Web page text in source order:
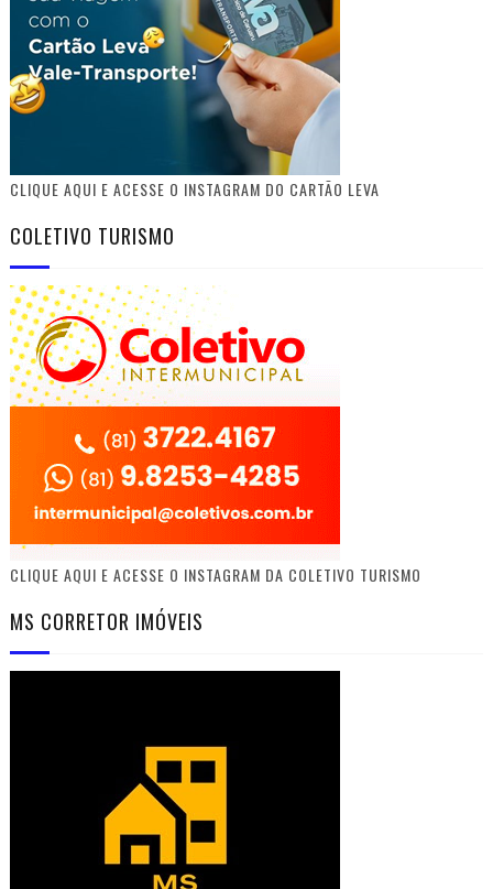
CLIQUE AQUI E ACESSE O INSTAGRAM DO CARTÃO LEVA
COLETIVO TURISMO
CLIQUE AQUI E ACESSE O INSTAGRAM DA COLETIVO TURISMO
MS CORRETOR IMÓVEIS